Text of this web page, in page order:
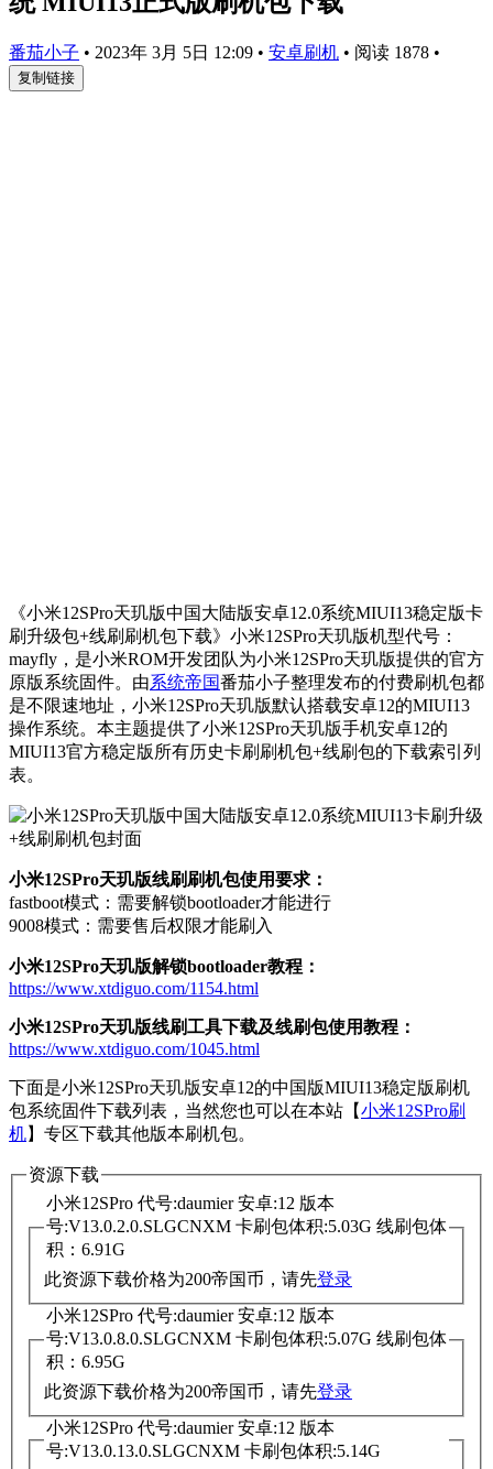
番茄小子 • 2023年 3月 5日 12:09 • 安卓刷机 • 阅读 1878 •
复制链接
《小米12SPro天玑版中国大陆版安卓12.0系统MIUI13稳定版卡
刷升级包+线刷刷机包下载》小米12SPro天玑版机型代号：
mayfly，是小米ROM开发团队为小米12SPro天玑版提供的官方
原版系统固件。由系统帝国番茄小子整理发布的付费刷机包都
是不限速地址，小米12SPro天玑版默认搭载安卓12的MIUI13
操作系统。本主题提供了小米12SPro天玑版手机安卓12的
MIUI13官方稳定版所有历史卡刷刷机包+线刷包的下载索引列
表。
小米12SPro天玑版线刷刷机包使用要求：
fastboot模式：需要解锁bootloader才能进行
9008模式：需要售后权限才能刷入
小米12SPro天玑版解锁bootloader教程：
https://www.xtdiguo.com/1154.html
小米12SPro天玑版线刷工具下载及线刷包使用教程：
https://www.xtdiguo.com/1045.html
下面是小米12SPro天玑版安卓12的中国版MIUI13稳定版刷机
包系统固件下载列表，当然您也可以在本站【小米12SPro刷
机】专区下载其他版本刷机包。
资源下载
小米12SPro 代号:daumier 安卓:12 版本
号:V13.0.2.0.SLGCNXM 卡刷包体积:5.03G 线刷包体
积：6.91G
此资源下载价格为200帝国币，请先登录
小米12SPro 代号:daumier 安卓:12 版本
号:V13.0.8.0.SLGCNXM 卡刷包体积:5.07G 线刷包体
积：6.95G
此资源下载价格为200帝国币，请先登录
小米12SPro 代号:daumier 安卓:12 版本
号:V13.0.13.0.SLGCNXM 卡刷包体积:5.14G